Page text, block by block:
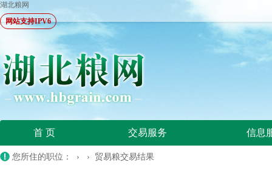
湖北粮网
网站支持IPV6
首 页 交易服务 信息
您所住的职位： › › 贸易粮交易结果